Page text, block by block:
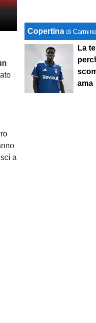
a
Copertina di
La
ama